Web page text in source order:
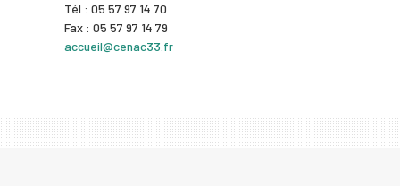
Tél : 05 57 97 14 70
Fax : 05 57 97 14 79
accueil@cenac33.fr